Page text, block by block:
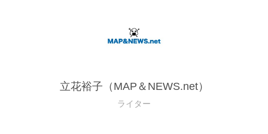
立花裕子（MAP＆NEWS.net）
ライター